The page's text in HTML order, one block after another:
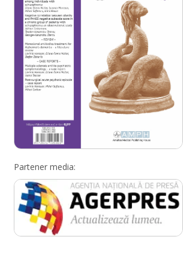
Partener media: